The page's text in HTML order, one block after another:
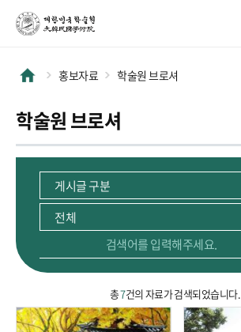
홍보자료 학술원 브로셔
학술원 브로셔
총7건의 자료가 검색되었습니다.